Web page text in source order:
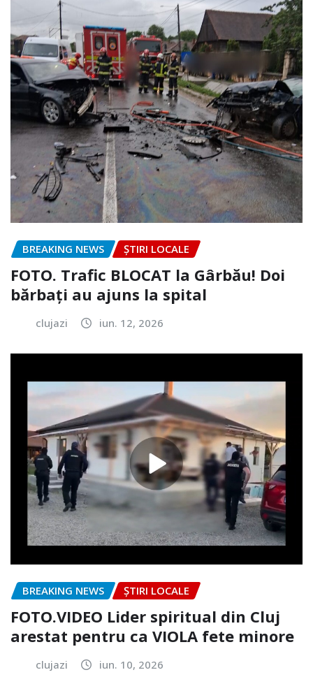
BREAKING NEWS ȘTIRI LOCALE
FOTO. Trafic BLOCAT la Gârbău! Doi
bărbați au ajuns la spital
clujazi iun. 12, 2026
BREAKING NEWS ȘTIRI LOCALE
FOTO.VIDEO Lider spiritual din Cluj
arestat pentru ca VIOLA fete minore
clujazi iun. 10, 2026